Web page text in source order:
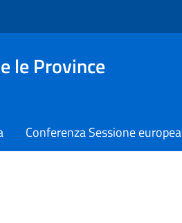
le Province
Conferenza Sessione europea